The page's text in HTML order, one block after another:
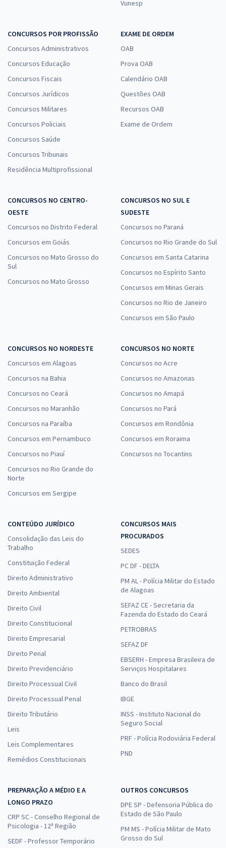
Vunesp
CONCURSOS POR PROFISSÃO
Concursos Administrativos
Concursos Educação
Concursos Fiscais
Concursos Jurídicos
Concursos Militares
Concursos Policiais
Concursos Saúde
Concursos Tribunais
Residência Multiprofissional
EXAME DE ORDEM
OAB
Prova OAB
Calendário OAB
Questões OAB
Recursos OAB
Exame de Ordem
CONCURSOS NO CENTRO-
OESTE
Concursos no Distrito Federal
Concursos em Goiás
Concursos no Mato Grosso do
Sul
Concursos no Mato Grosso
CONCURSOS NO SUL E
SUDESTE
Concursos no Paraná
Concursos no Rio Grande do Sul
Concursos em Santa Catarina
Concursos no Espírito Santo
Concursos em Minas Gerais
Concursos no Rio de Janeiro
Concursos em São Paulo
CONCURSOS NO NORDESTE
Concursos em Alagoas
Concursos na Bahia
Concursos no Ceará
Concursos no Maranhão
Concursos na Paraíba
Concursos em Pernambuco
Concursos no Piauí
Concursos no Rio Grande do
Norte
Concursos em Sergipe
CONCURSOS NO NORTE
Concursos no Acre
Concursos no Amazonas
Concursos no Amapá
Concursos no Pará
Concursos em Rondônia
Concursos em Roraima
Concursos no Tocantins
CONTEÚDO JURÍDICO
Consolidação das Leis do
Trabalho
Constituição Federal
Direito Administrativo
Direito Ambiental
Direito Civil
Direito Constitucional
Direito Empresarial
Direito Penal
Direito Previdenciário
Direito Processual Civil
Direito Processual Penal
Direito Tributário
Leis
Leis Complementares
Remédios Constitucionais
CONCURSOS MAIS
PROCURADOS
SEDES
PC DF - DELTA
PM AL - Polícia Militar do Estado
de Alagoas
SEFAZ CE - Secretaria da
Fazenda do Estado do Ceará
PETROBRAS
SEFAZ DF
EBSERH - Empresa Brasileira de
Serviços Hospitalares
Banco do Brasil
IBGE
INSS - Instituto Nacional do
Seguro Social
PRF - Polícia Rodoviária Federal
PND
PREPARAÇÃO A MÉDIO E A
LONGO PRAZO
CRP SC - Conselho Regional de
Psicologia - 12ª Região
SEDF - Professor Temporário
OUTROS CONCURSOS
DPE SP - Defensoria Pública do
Estado de São Paulo
PM MS - Polícia Militar de Mato
Grosso do Sul